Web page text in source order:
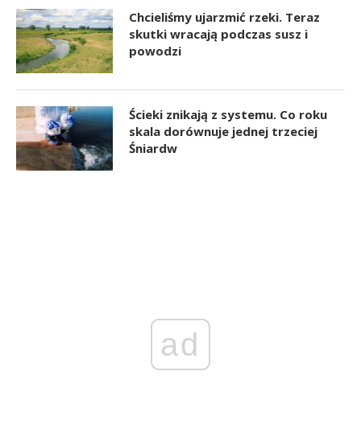
Chcieliśmy ujarzmić rzeki. Teraz
skutki wracają podczas susz i
powodzi
Ścieki znikają z systemu. Co roku
skala dorównuje jednej trzeciej
Śniardw
ad